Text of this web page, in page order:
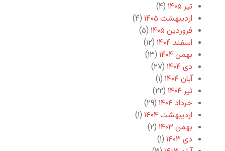
تیر ۱۴۰۵
(۴)
اردیبهشت ۱۴۰۵
(۴)
فروردین ۱۴۰۵
(۵)
اسفند ۱۴۰۴
(۱۲)
بهمن ۱۴۰۴
(۱۳)
دی ۱۴۰۴
(۲۷)
آبان ۱۴۰۴
(۱)
تیر ۱۴۰۴
(۲۲)
خرداد ۱۴۰۴
(۲۹)
اردیبهشت ۱۴۰۴
(۱)
بهمن ۱۴۰۳
(۲)
دی ۱۴۰۳
(۱)